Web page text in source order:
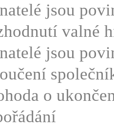
jsou
valné
jsou
o